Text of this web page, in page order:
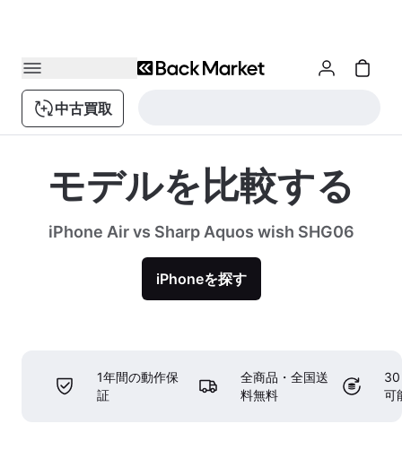
中古買取
モデルを比較する
iPhone Air vs Sharp Aquos wish SHG06
iPhoneを探す
1年間の動作保
証
全商品・全国送
料無料
30
可